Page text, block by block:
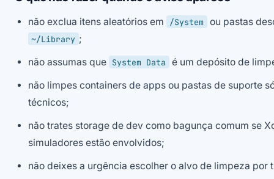
não exclua itens aleatórios em /System ou pastas
~/Library ;
não assumas que System Data
é um depósito de
não limpes containers de apps ou pastas de suporte
técnicos;
não trates storage de dev como bagunça comum se
simuladores estão envolvidos;
não deixes a urgência escolher o alvo de limpeza por